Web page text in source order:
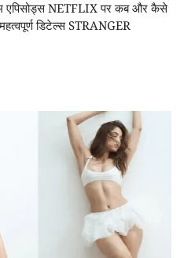
एपिसोड्स NETFLIX पर कब और कैसे
डिटेल्स STRANGER